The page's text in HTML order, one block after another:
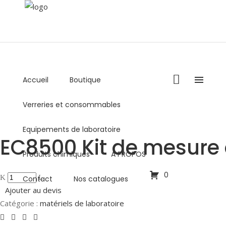
Lundi - Vendredi : 8:00AM - 5:00PM
Accueil Boutique
Verreries et consommables
Equipements de laboratoire
Produits chimiques A PROPOS
Contact Nos catalogues 0
EC8500 Kit de
Ajouter au devis
Catégorie : matériels de laboratoire